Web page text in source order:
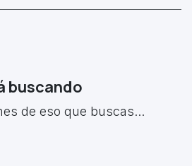
buscando
de eso que buscas...